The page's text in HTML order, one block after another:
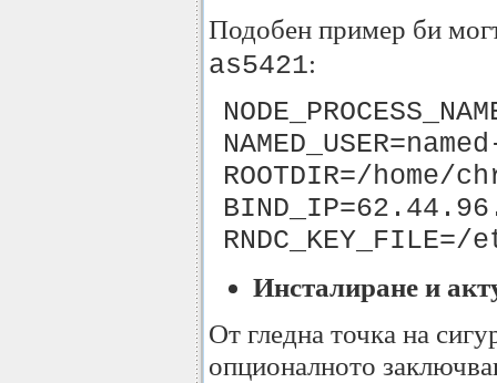
Подобен пример би
as5421:
ROOTDIR=/home/
Инсталиране и
От гледна точка на
опционалното